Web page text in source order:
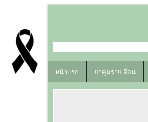
content
หน้าแรก ยาคุมรายเดือน